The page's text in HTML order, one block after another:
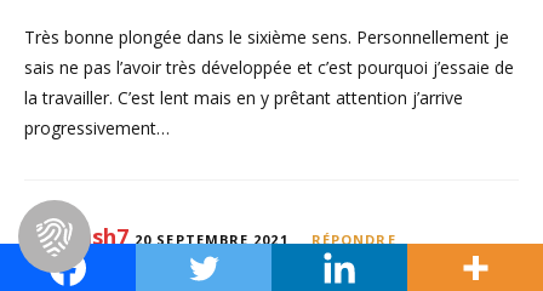
Très bonne plongée dans le sixième sens. Personnellement je
sais ne pas l’avoir très développée et c’est pourquoi j’essaie de
la travailler. C’est lent mais en y prêtant attention j’arrive
progressivement…
genkash7 20 SEPTEMBRE 2021 RÉPONDRE